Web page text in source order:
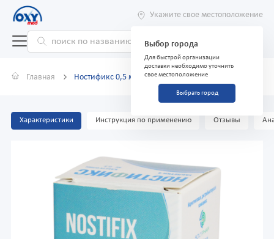
Укажите свое местоположение
Выбор города
Для быстрой организации
доставки необходимо уточнить
свое местоположение
Выбрать город
Главная Ностификс 0,5 мг №4 таблетки
Характеристики Инструкция по применению Отзывы